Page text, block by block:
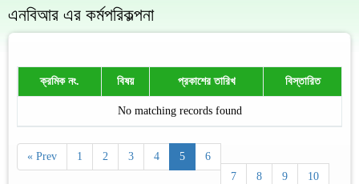
এনবিআর এর কর্মপরিকল্পনা
ক্রমিক নং. বিষয় প্রকাশের তারিখ বিস্তারিত
No matching records found
« Prev 1 2 3 4 5
6
7
8 9 10